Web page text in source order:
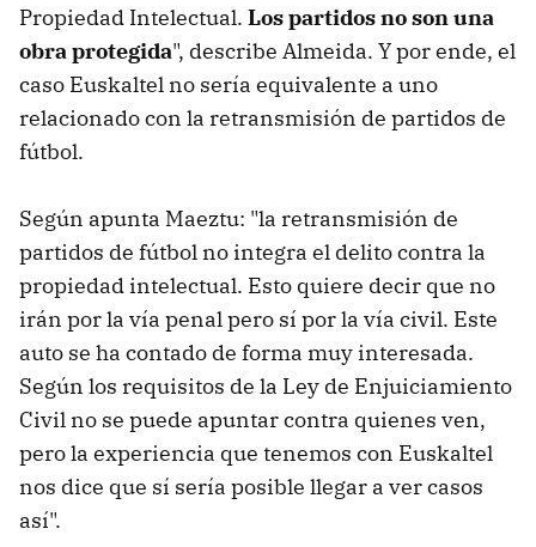
Propiedad Intelectual. Los partidos no son una
obra protegida", describe Almeida. Y por ende, el
caso Euskaltel no sería equivalente a uno
relacionado con la retransmisión de partidos de
fútbol.
Según apunta Maeztu: "la retransmisión de
partidos de fútbol no integra el delito contra la
propiedad intelectual. Esto quiere decir que no
irán por la vía penal pero sí por la vía civil. Este
auto se ha contado de forma muy interesada.
Según los requisitos de la Ley de Enjuiciamiento
Civil no se puede apuntar contra quienes ven,
pero la experiencia que tenemos con Euskaltel
nos dice que sí sería posible llegar a ver casos
así".